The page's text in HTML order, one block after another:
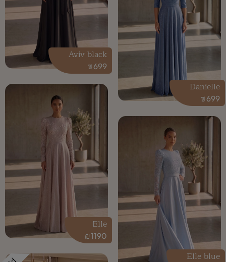
699
₪
Danielle
699
₪
Aviv black
Elle blue
1190
₪
Elle